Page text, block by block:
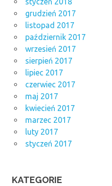
grudzień 2017
listopad 2017
październik 2017
wrzesień 2017
sierpień 2017
lipiec 2017
czerwiec 2017
maj 2017
kwiecień 2017
marzec 2017
luty 2017
styczeń 2017
KATEGORIE